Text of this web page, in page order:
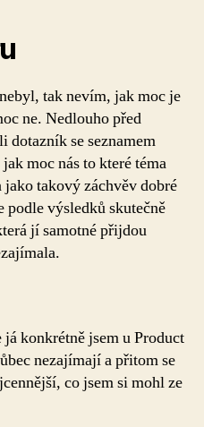
tak nevím, jak moc je
ne. Nedlouho před
dotazník se seznamem
moc nás to které téma
takový záchvěv dobré
podle výsledků skutečně
jí samotné přijdou
konkrétně jsem u Product
nezajímají a přitom se
co jsem si mohl ze